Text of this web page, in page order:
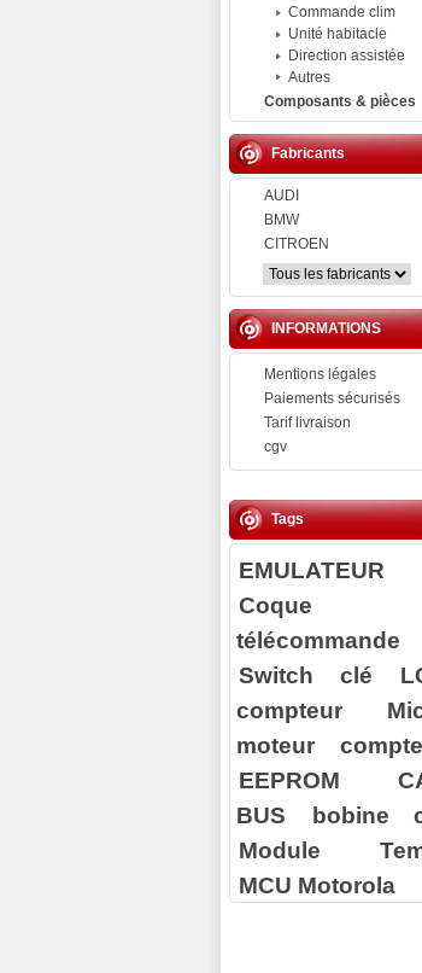
Commande clim
Unité habitacle
Direction assistée
Autres
Composants & pièces
Fabricants
AUDI
BMW
CITROEN
INFORMATIONS
Mentions légales
Paiements sécurisés
Tarif livraison
cgv
Tags
EMULATEUR
Coque
télécommande
Switch clé
compteur
moteur
EEPROM
BUS
bobine
Module
MCU Motorola